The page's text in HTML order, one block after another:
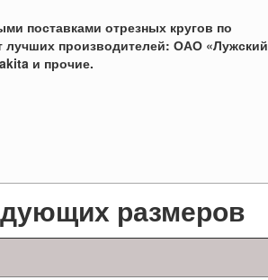
поставками отрезных кругов по
лучших производителей: ОАО «Лужский
и прочие.
размеров